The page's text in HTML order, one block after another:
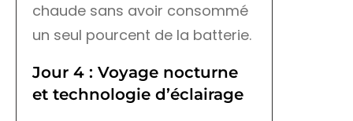
chaude sans avoir consommé
un seul pourcent de la batterie.
Jour 4 : Voyage nocturne
et technologie d’éclairage